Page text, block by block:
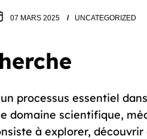
07 MARS 2025 UNCATEGORIZED
processus essentiel
domaine scientifique,
à explorer,